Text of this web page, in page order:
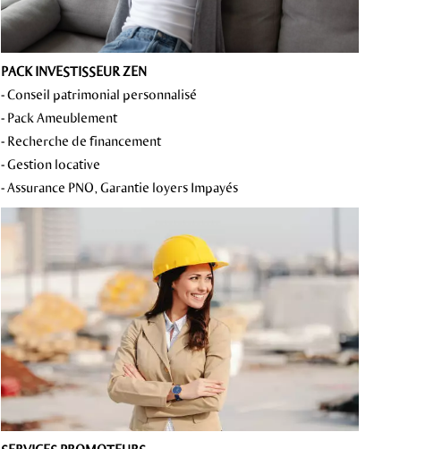
PACK INVESTISSEUR ZEN
- Conseil patrimonial personnalisé
- Pack Ameublement
- Recherche de financement
- Gestion locative
- Assurance PNO, Garantie loyers Impayés